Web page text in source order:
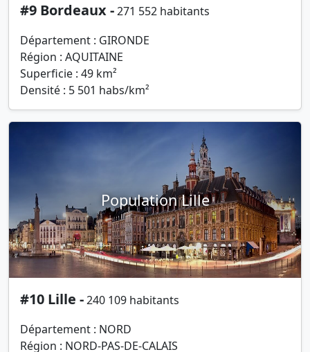
#9 Bordeaux -271 552 habitants
Département : GIRONDE
Région : AQUITAINE
Superficie : 49 km²
Densité : 5 501 habs/km²
Population Lille
#10 Lille -240 109 habitants
Département : NORD
Région : NORD-PAS-DE-CALAIS